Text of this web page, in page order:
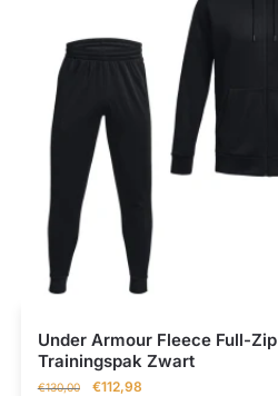
Under Armour Fleece Full-Zip
Trainingspak Zwart
€130,00 €112,98